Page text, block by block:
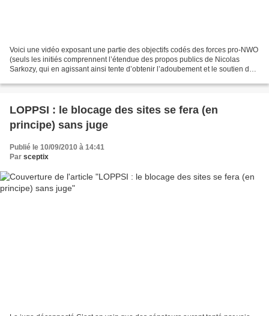
Voici une vidéo exposant une partie des objectifs codés des forces pro-NWO
(seuls les initiés comprennent l’étendue des propos publics de Nicolas
Sarkozy, qui en agissant ainsi tente d’obtenir l’adoubement et le soutien des
LOPPSI : le blocage des sites se fera (en
principe) sans juge
Publié le 10/09/2010 à 14:41
Par sceptix